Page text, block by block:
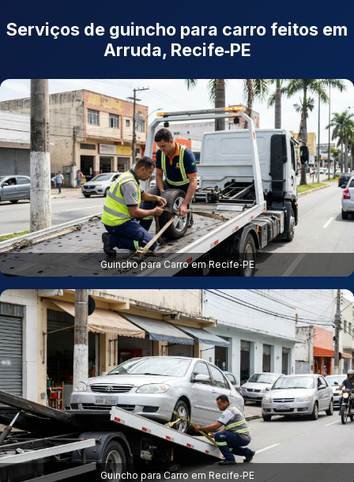
Serviços de guincho para carro feitos em
Arruda, Recife‑PE
Guincho para Carro em Recife‑PE
Guincho para Carro em Recife‑PE